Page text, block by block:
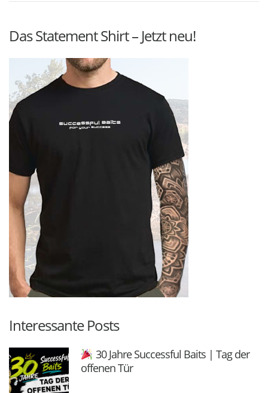
Das Statement Shirt – Jetzt neu!
Interessante Posts
30 Jahre Successful Baits | Tag der
offenen Tür